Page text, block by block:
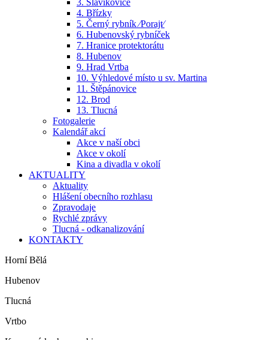
3. Slavíkovice
4. Břízky
5. Černý rybník ⁄Porajt⁄
6. Hubenovský rybníček
7. Hranice protektorátu
8. Hubenov
9. Hrad Vrtba
10. Výhledové místo u sv. Martina
11. Štěpánovice
12. Brod
13. Tlucná
Fotogalerie
Kalendář akcí
Akce v naší obci
Akce v okolí
Kina a divadla v okolí
AKTUALITY
Aktuality
Hlášení obecního rozhlasu
Zpravodaje
Rychlé zprávy
Tlucná - odkanalizování
KONTAKTY
Horní Bělá
Hubenov
Tlucná
Vrtbo